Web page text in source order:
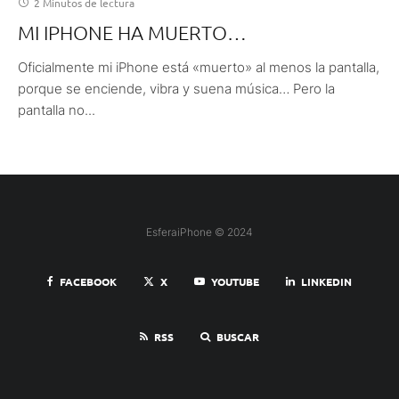
MI IPHONE HA MUERTO…
Oficialmente mi iPhone está «muerto» al menos la pantalla,
porque se enciende, vibra y suena música… Pero la
pantalla no...
EsferaiPhone © 2024
FACEBOOK X YOUTUBE LINKEDIN
RSS BUSCAR